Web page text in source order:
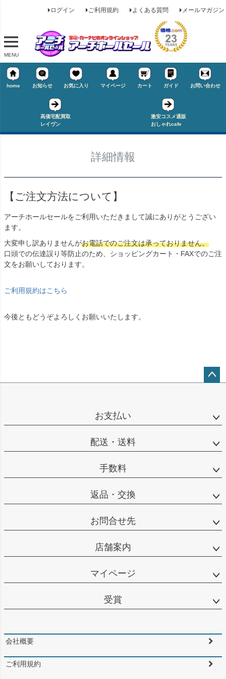
ログイン ご利用規約 よくある質問 メールマガジン
MENU
home お知らせ お気に入り マイページ カート ガイド お問い合わせ
高価宅配買取
レイヴン
激安コスメ通販
おしゃれcafe
詳細情報
【ご注文方法について】
アーチホールセールをご利用いただきまして誠にありがとうござい
ます。
大変申し訳ありませんがお電話でのご注文は承っておりません。
口頭での伝達誤り等防止のため、ショッピングカート・FAXでのご注
文をお願いしております。
ご利用規約はこちら
今後ともどうぞよろしくお願いいたします。
お支払い
配送・送料
手数料
返品・交換
お問合せ先
店舗案内
マイページ
受賞
会社概要
ご利用規約